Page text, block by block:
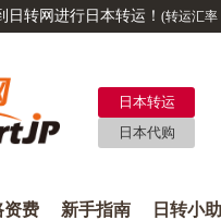
日转网进行日本转运！ (转运汇率
日本转运
日本代购
资费 新手指南 日转小